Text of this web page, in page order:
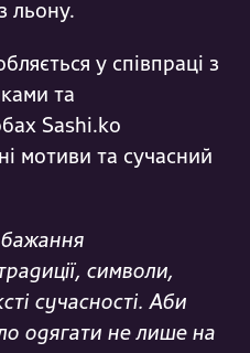
льону.
у співпраці з
та
Sashi.ko
мотиви та сучасний
символи,
сучасності. Аби
одягати не лише на